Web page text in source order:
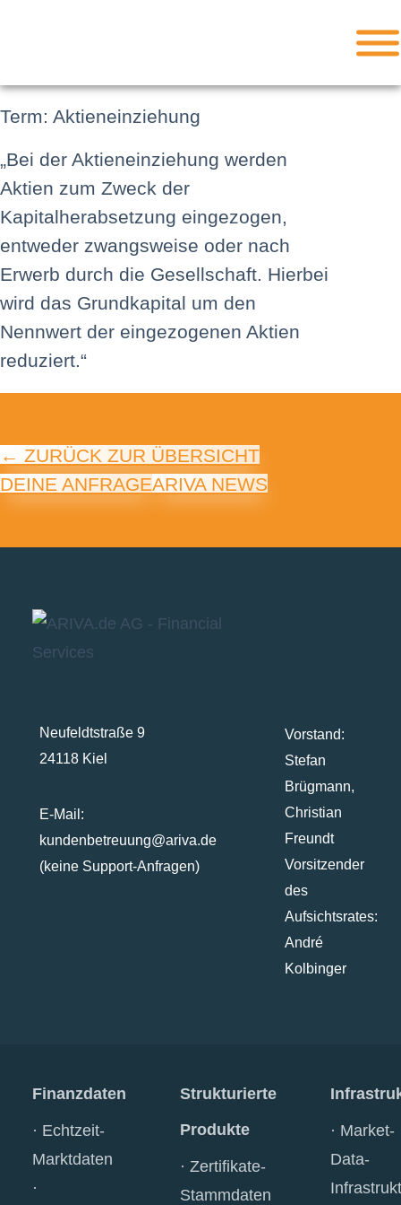
Term: Aktieneinziehung
„Bei der Aktieneinziehung werden
Aktien zum Zweck der
Kapitalherabsetzung eingezogen,
entweder zwangsweise oder nach
Erwerb durch die Gesellschaft. Hierbei
wird das Grundkapital um den
Nennwert der eingezogenen Aktien
reduziert.“
← ZURÜCK ZUR ÜBERSICHT
DEINE ANFRAGEARIVA NEWS
Neufeldtstraße 9
24118 Kiel
E-Mail:
kundenbetreuung@ariva.de
(keine Support-Anfragen)
Vorstand:
Stefan
Brügmann,
Christian
Freundt
Vorsitzender
des
Aufsichtsrates:
André
Kolbinger
Finanzdaten
Echtzeit-
Marktdaten
Strukturierte
Produkte
Zertifikate-
Stammdaten
Market-
Data-